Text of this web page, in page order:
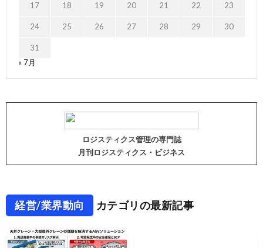
17 18 19 20 21 22 23
24 25 26 27 28 29 30
31
« 7月
ロジスティクス管理の専門誌
月刊ロジスティクス・ビジネス
経営/業界動向 カテゴリの最新記事